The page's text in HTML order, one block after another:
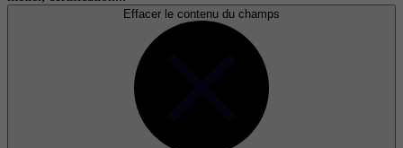
Effacer le contenu du champs